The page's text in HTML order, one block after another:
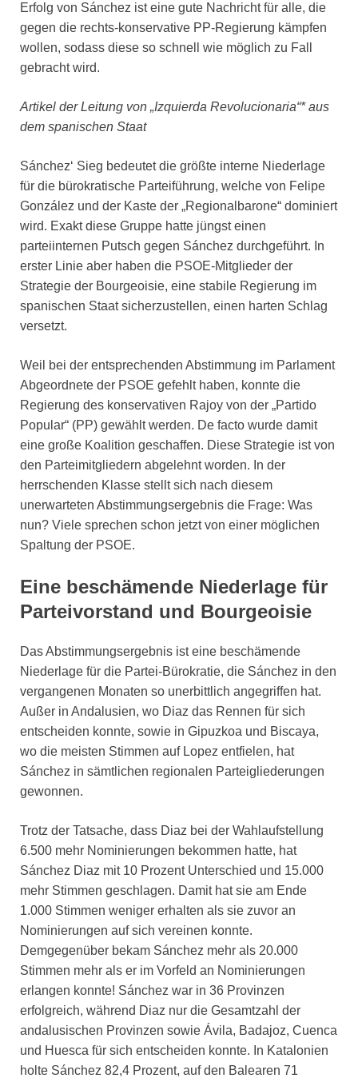
Erfolg von Sánchez ist eine gute Nachricht für alle, die
gegen die rechts-konservative PP-Regierung kämpfen
wollen, sodass diese so schnell wie möglich zu Fall
gebracht wird.
Artikel der Leitung von „Izquierda Revolucionaria“* aus
dem spanischen Staat
Sánchez‘ Sieg bedeutet die größte interne Niederlage
für die bürokratische Parteiführung, welche von Felipe
González und der Kaste der „Regionalbarone“ dominiert
wird. Exakt diese Gruppe hatte jüngst einen
parteiinternen Putsch gegen Sánchez durchgeführt. In
erster Linie aber haben die PSOE-Mitglieder der
Strategie der Bourgeoisie, eine stabile Regierung im
spanischen Staat sicherzustellen, einen harten Schlag
versetzt.
Weil bei der entsprechenden Abstimmung im Parlament
Abgeordnete der PSOE gefehlt haben, konnte die
Regierung des konservativen Rajoy von der „Partido
Popular“ (PP) gewählt werden. De facto wurde damit
eine große Koalition geschaffen. Diese Strategie ist von
den Parteimitgliedern abgelehnt worden. In der
herrschenden Klasse stellt sich nach diesem
unerwarteten Abstimmungsergebnis die Frage: Was
nun? Viele sprechen schon jetzt von einer möglichen
Spaltung der PSOE.
Eine beschämende Niederlage für
Parteivorstand und Bourgeoisie
Das Abstimmungsergebnis ist eine beschämende
Niederlage für die Partei-Bürokratie, die Sánchez in den
vergangenen Monaten so unerbittlich angegriffen hat.
Außer in Andalusien, wo Diaz das Rennen für sich
entscheiden konnte, sowie in Gipuzkoa und Biscaya,
wo die meisten Stimmen auf Lopez entfielen, hat
Sánchez in sämtlichen regionalen Parteigliederungen
gewonnen.
Trotz der Tatsache, dass Diaz bei der Wahlaufstellung
6.500 mehr Nominierungen bekommen hatte, hat
Sánchez Diaz mit 10 Prozent Unterschied und 15.000
mehr Stimmen geschlagen. Damit hat sie am Ende
1.000 Stimmen weniger erhalten als sie zuvor an
Nominierungen auf sich vereinen konnte.
Demgegenüber bekam Sánchez mehr als 20.000
Stimmen mehr als er im Vorfeld an Nominierungen
erlangen konnte! Sánchez war in 36 Provinzen
erfolgreich, während Diaz nur die Gesamtzahl der
andalusischen Provinzen sowie Ávila, Badajoz, Cuenca
und Huesca für sich entscheiden konnte. In Katalonien
holte Sánchez 82,4 Prozent, auf den Balearen 71